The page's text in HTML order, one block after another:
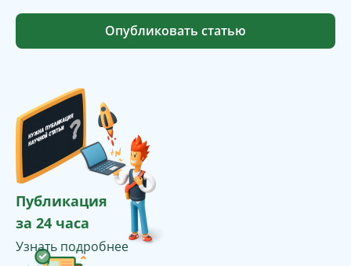
Опубликовать статью
Публикация
за 24 часа
Узнать подробнее